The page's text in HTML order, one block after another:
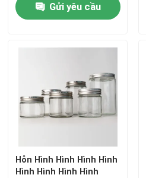
Gửi yêu cầu
Hỗn Hình Hình Hình Hình
Hình Hình Hình Hình